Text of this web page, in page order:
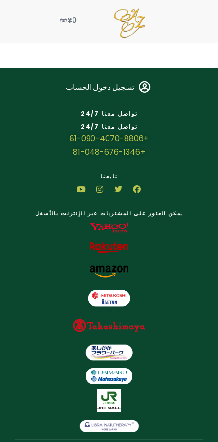
¥0
تسجيل دخول الحساب
تواصل معنا 24/7
تواصل معنا 24/7
+81-090-4070-8806
+81-048-676-1346
تابعنا
يمكن العثور على المشتريات عبر الإنترنت بالأسفل